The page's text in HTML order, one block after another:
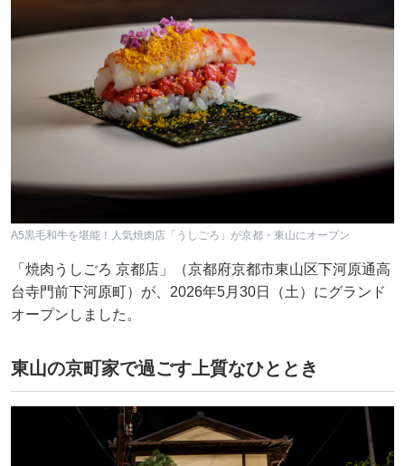
A5黒毛和牛を堪能！人気焼肉店「うしごろ」が京都・東山にオープン
「焼肉うしごろ 京都店」（京都府京都市東山区下河原通高
台寺門前下河原町）が、2026年5月30日（土）にグランド
オープンしました。
東山の京町家で過ごす上質なひととき